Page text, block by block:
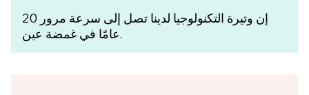
إن وتيرة التكنولوجيا لدينا تصل إلى سرعة مرور 20
عامًا في غمضة عين.